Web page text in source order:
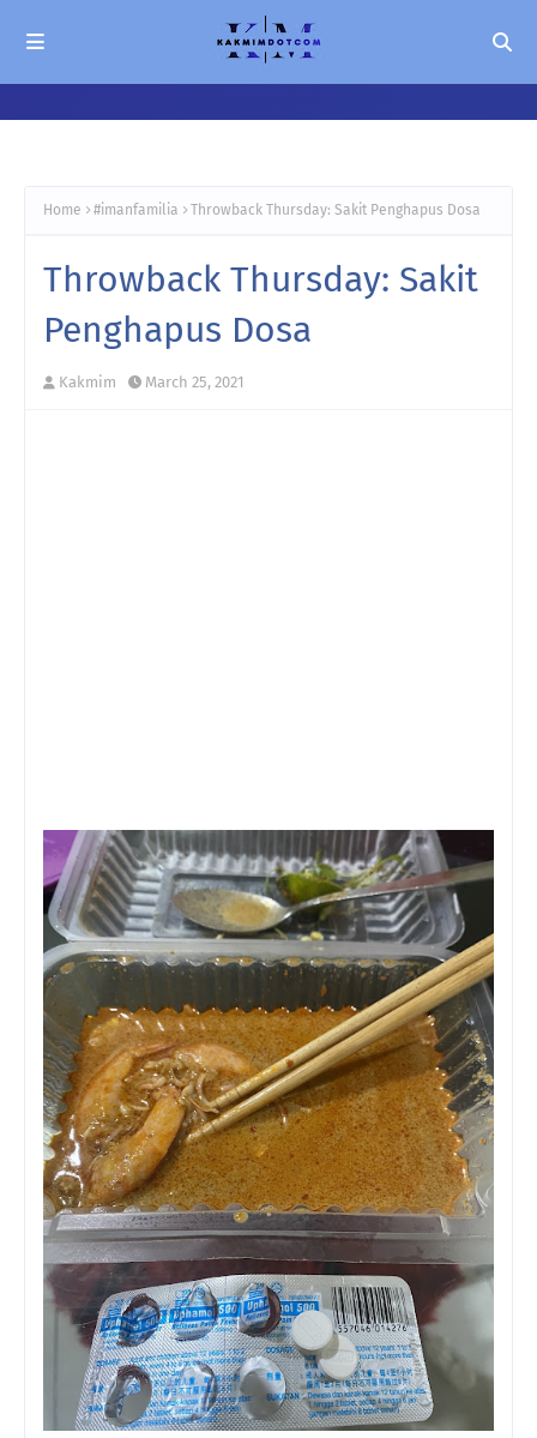
Home #imanfamilia Throwback Thursday: Sakit Penghapus Dosa
Throwback Thursday: Sakit
Penghapus Dosa
Kakmim March 25, 2021